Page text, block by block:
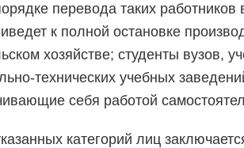
перевода таких работников
к полной остановке
хозяйстве; студенты вузов,
технических учебных
себя работой
категорий лиц